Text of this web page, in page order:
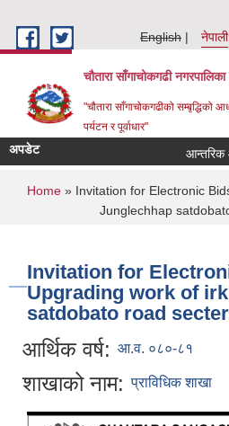
English
नेपाली
चौतारा साँगाचोकगढी नगरपालिका
"चौतारा साँगाचोकगढीको सम्बृद्धिको
पर्यटन र पूर्वाधार"
अपडेट आन्तरिक आय
You are here
Home » Invitation for Electronic
Junglechhap
Invitation for
Upgrading work of
satdobato road
आर्थिक वर्ष: आ.व. ०८०-८१
शाखाको नाम: प्राविधिक शाखा